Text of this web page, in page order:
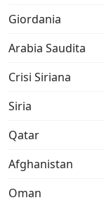
Giordania
Arabia Saudita
Crisi Siriana
Siria
Qatar
Afghanistan
Oman